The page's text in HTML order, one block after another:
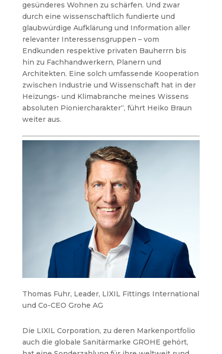
gesünderes Wohnen zu schärfen. Und zwar
durch eine wissenschaftlich fundierte und
glaubwürdige Aufklärung und Information aller
relevanter Interessensgruppen – vom
Endkunden respektive privaten Bauherrn bis
hin zu Fachhandwerkern, Planern und
Architekten. Eine solch umfassende Kooperation
zwischen Industrie und Wissenschaft hat in der
Heizungs- und Klimabranche meines Wissens
absoluten Pioniercharakter“, führt Heiko Braun
weiter aus.
Thomas Fuhr, Leader, LIXIL Fittings International
und Co-CEO Grohe AG
Die LIXIL Corporation, zu deren Markenportfolio
auch die globale Sanitärmarke GROHE gehört,